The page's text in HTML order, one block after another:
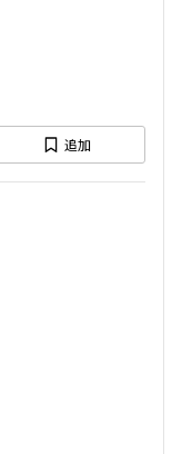
追加